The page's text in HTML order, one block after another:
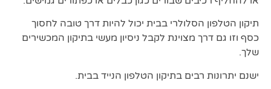
תיקון הטלפון הסלולרי בבית יכול להיות דרך טובה לחסוך
כסף וזו גם דרך מצוינת לקבל ניסיון מעשי בתיקון המכשירים
שלך.
ישנם יתרונות רבים בתיקון הטלפון הנייד בבית.